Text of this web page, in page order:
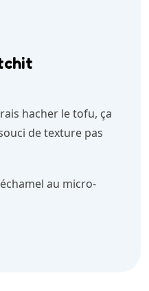
hacher le tofu, ça
de texture pas
au micro-